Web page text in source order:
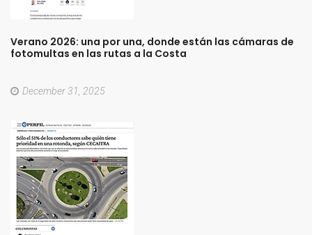
Verano 2026: una por una, donde están las cámaras de
fotomultas en las rutas a la Costa
December 31, 2025